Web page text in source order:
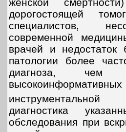
дорогостоящей
специалистов,
современной
врачей и
патологии более
диагноза, чем
инструментальной
диагностика
обследования при